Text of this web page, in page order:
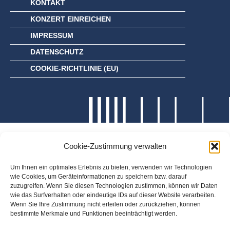
Cookie-Zustimmung verwalten
Um Ihnen ein optimales Erlebnis zu bieten, verwenden wir Technologien
wie Cookies, um Geräteinformationen zu speichern bzw. darauf
zuzugreifen. Wenn Sie diesen Technologien zustimmen, können wir Daten
wie das Surfverhalten oder eindeutige IDs auf dieser Website verarbeiten.
Wenn Sie Ihre Zustimmung nicht erteilen oder zurückziehen, können
bestimmte Merkmale und Funktionen beeinträchtigt werden.
KONTAKT
KONZERT EINREICHEN
IMPRESSUM
DATENSCHUTZ
COOKIE-RICHTLINIE (EU)